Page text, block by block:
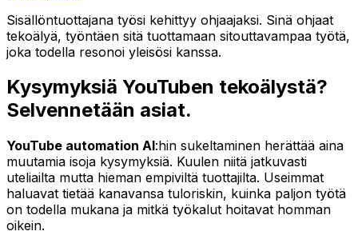
Sisällöntuottajana työsi kehittyy ohjaajaksi. Sinä ohjaat
tekoälyä, työntäen sitä tuottamaan sitouttavampaa työtä,
joka todella resonoi yleisösi kanssa.
Kysymyksiä YouTuben tekoälystä?
Selvennetään asiat.
YouTube automation AI:hin sukeltaminen herättää aina
muutamia isoja kysymyksiä. Kuulen niitä jatkuvasti
uteliailta mutta hieman empiviltä tuottajilta. Useimmat
haluavat tietää kanavansa tuloriskin, kuinka paljon työtä
on todella mukana ja mitkä työkalut hoitavat homman
oikein.